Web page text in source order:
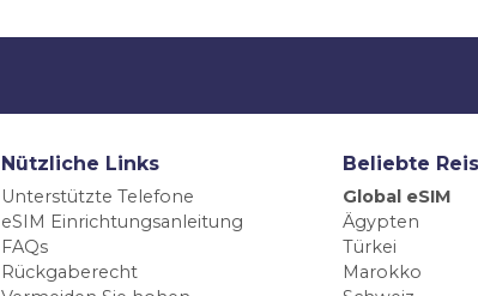
Nützliche Links
Unterstützte Telefone
eSIM Einrichtungsanleitung
FAQs
Rückgaberecht
Beliebte
Global eSIM
Ägypten
Türkei
Marokko